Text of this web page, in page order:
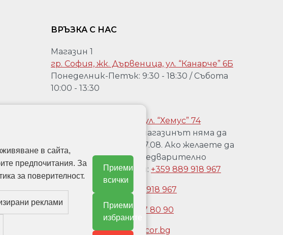
ВРЪЗКА С НАС
Магазин 1
гр. София, жк. Дървеница, ул. “Канарче” 6Б
Понеделник-Петък: 9:30 - 18:30 / Събота
10:00 - 13:30
гр. София, Гео Милев, ул. “Хемус” 74
Уважаеми клиенти, магазинът няма да
работи от 04.08 до 17.08. Ако желаете да
го посетете, след предварително
обаждане на телефон: +359 889 918 967
Обадете се: +359 889 918 967
Обадете се: +3592 477 80 90
office@doordecor.bg
в сайта,
предпочитания. За
за поверителност.
реклами
Приеми
всички
Приеми
избраните